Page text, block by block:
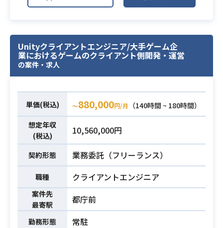
業務内容
3Dモデルのマップ上で、3Dキャラク
同期・移動させるコア部分の設計・
実装がメイン業務となります。
Photon Fusion等の通信エンジンを
ションです。
必須スキル
・Unityを用いたゲーム開発経験5年
以上
・3Dアクションゲーム開発における
インゲーム(キャラクター移動・マッ
プ制御等)の実装経験 ※UI実装のみの
方は不可となります
・Photon Engine(PUN 2 / Photon F
usion)を用いた開発実務経験
Unityクライアントエンジニア/大手ゲーム企
業におけるゲームのクライアント側開発・運営
の案件・求人
単価(税込) 〜880,000円/月
（140時間 ~ 180時間）
想定年収
(税込)
10,560,000円
契約形態 業務委託（フリーランス）
職種 クライアントエンジニア
案件先
最寄駅
都庁前
勤務形態 常駐